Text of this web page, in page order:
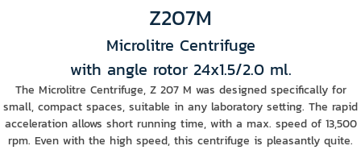
Z207M
Microlitre Centrifuge
with angle rotor 24x1.5/2.0 ml.
The Microlitre Centrifuge, Z 207 M was designed specifically for
small, compact spaces, suitable in any laboratory setting. The rapid
acceleration allows short running time, with a max. speed of 13,500
rpm. Even with the high speed, this centrifuge is pleasantly quite.